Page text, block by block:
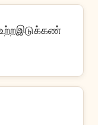
உற்றஇடுக்கண்